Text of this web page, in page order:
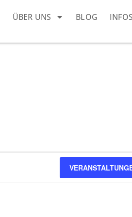
ÜBER UNS BLOG INFOS